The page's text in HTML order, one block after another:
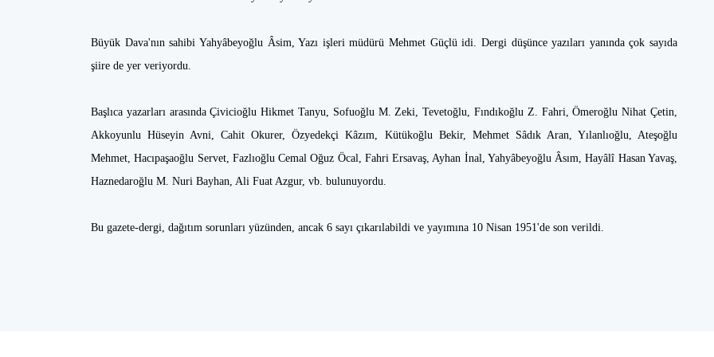
Büyük Dava'nın sahibi Yahyâbeyoğlu Âsim, Yazı işleri müdürü Mehmet Güçlü idi. Dergi düşünce yazıları yanında çok sayıda
şiire de yer veriyordu.
Başlıca yazarları arasında Çivicioğlu Hikmet Tanyu, Sofuoğlu M. Zeki, Tevetoğlu, Fındıkoğlu Z. Fahri, Ömeroğlu Nihat Çetin,
Akkoyunlu Hüseyin Avni, Cahit Okurer, Özyedekçi Kâzım, Kütükoğlu Bekir, Mehmet Sâdık Aran, Yılanlıoğlu, Ateşoğlu
Mehmet, Hacıpaşaoğlu Servet, Fazlıoğlu Cemal Oğuz Öcal, Fahri Ersavaş, Ayhan İnal, Yahyâbeyoğlu Âsım, Hayâlî Hasan Yavaş,
Haznedaroğlu M. Nuri Bayhan, Ali Fuat Azgur, vb. bulunuyordu.
Bu gazete-dergi, dağıtım sorunları yüzünden, ancak 6 sayı çıkarılabildi ve yayımına 10 Nisan 1951'de son verildi.